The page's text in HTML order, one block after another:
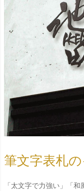
筆文字表札
「太文字で力強い」「